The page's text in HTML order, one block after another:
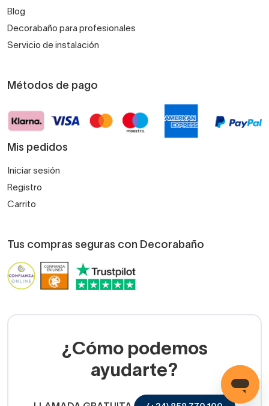
Blog
Decorabaño para profesionales
Servicio de instalación
Métodos de pago
Mis pedidos
Iniciar sesión
Registro
Carrito
Tus compras seguras con Decorabaño
¿Cómo podemos
ayudarte?